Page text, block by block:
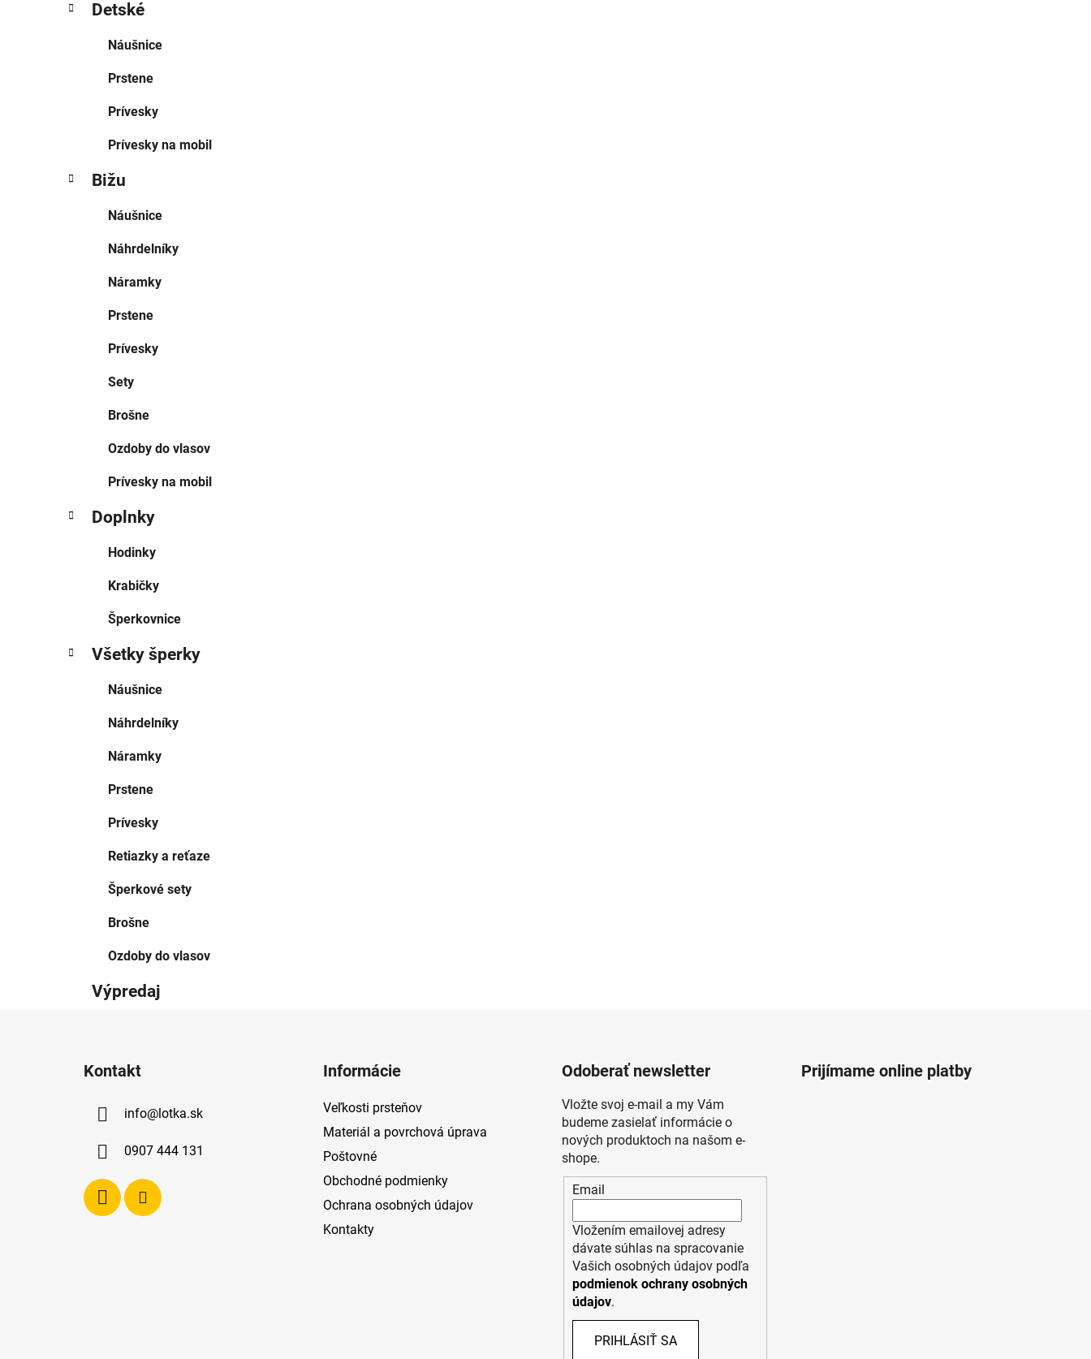
Detské
Náušnice
Prstene
Prívesky
Prívesky na mobil
Bižu
Náušnice
Náhrdelníky
Náramky
Prstene
Prívesky
Sety
Brošne
Ozdoby do vlasov
Prívesky na mobil
Doplnky
Hodinky
Krabičky
Šperkovnice
Všetky šperky
Náušnice
Náhrdelníky
Náramky
Prstene
Prívesky
Retiazky a reťaze
Šperkové sety
Brošne
Ozdoby do vlasov
Výpredaj
Kontakt
info@lotka.sk
0907 444 131
Informácie
Veľkosti prsteňov
Materiál a povrchová úprava
Poštovné
Obchodné podmienky
Ochrana osobných údajov
Kontakty
Odoberať newsletter
Vložte svoj e-mail a my Vám
budeme zasielať informácie o
nových produktoch na našom e-
shope.
Email
Vložením emailovej adresy
dávate súhlas na spracovanie
Vašich osobných údajov podľa
podmienok ochrany osobných
údajov.
PRIHLÁSIŤ SA
Prijímame online platby